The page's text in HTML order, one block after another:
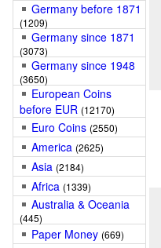
Germany before 1871
(1209)
Germany since 1871
(3073)
Germany since 1948
(3650)
European Coins
before EUR (12170)
Euro Coins (2550)
America (2625)
Asia (2184)
Africa (1339)
Australia & Oceania
(445)
Paper Money (669)